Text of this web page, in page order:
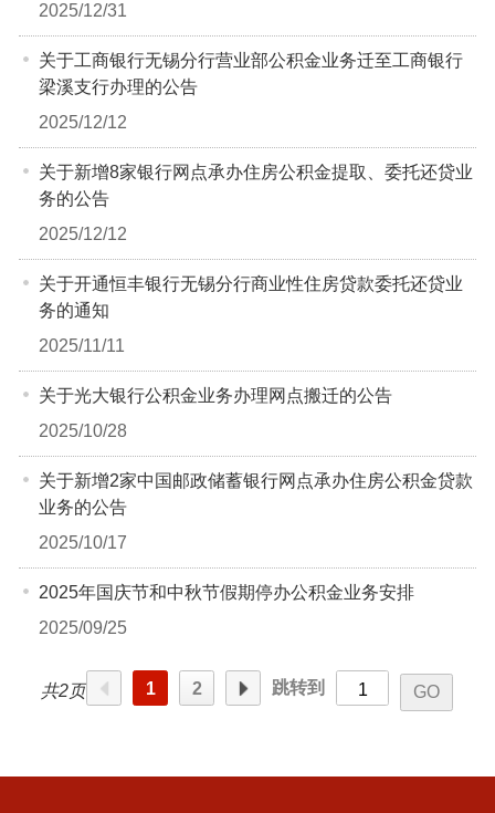
2025/12/31
关于工商银行无锡分行营业部公积金业务迁至工商银行
梁溪支行办理的公告
2025/12/12
关于新增8家银行网点承办住房公积金提取、委托还贷业
务的公告
2025/12/12
关于开通恒丰银行无锡分行商业性住房贷款委托还贷业
务的通知
2025/11/11
关于光大银行公积金业务办理网点搬迁的公告
2025/10/28
关于新增2家中国邮政储蓄银行网点承办住房公积金贷款
业务的公告
2025/10/17
2025年国庆节和中秋节假期停办公积金业务安排
2025/09/25
共2页 1 2 跳转到